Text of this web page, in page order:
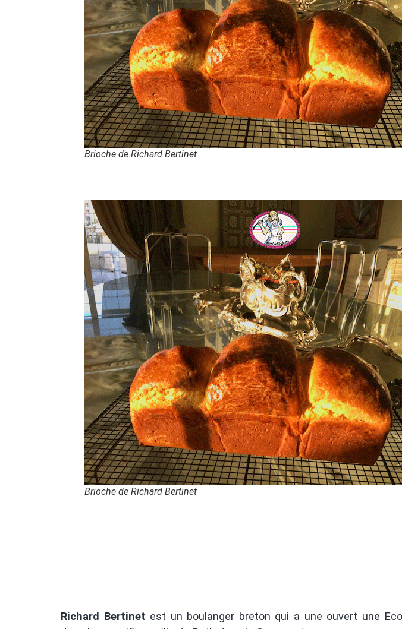
Brioche de Richard Bertinet
Brioche de Richard Bertinet
Richard Bertinet est un boulanger breton qui a une ouvert une